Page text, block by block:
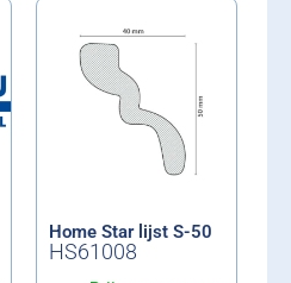
Home Star lijst S-50
HS61008